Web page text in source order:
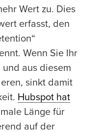
Wert zu. Dies
erfasst, den
Wenn Sie Ihr
aus diesem
sinkt damit
Hubspot hat
Länge für
auf der